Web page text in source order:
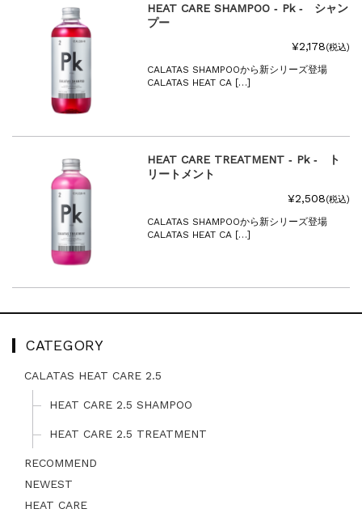
夏季休暇に伴う配送休業のお知らせ...
2026.4.23
ゴールデンウィーク期間中の発送につきまし...
2025.11.18
年末年始休暇のご案内...
2025.7.15
ゴールデンウィーク期間中の商品発送とカス...
HEAT CARE SHAMPOO ‐ Pk ‐ シャン
プー
¥2,178(税込)
CALATAS SHAMPOOから新シリーズ登場
CALATAS HEAT CA […]
HEAT CARE TREATMENT ‐ Pk ‐ ト
リートメント
¥2,508(税込)
CALATAS SHAMPOOから新シリーズ登場
CALATAS HEAT CA […]
CATEGORY
CALATAS HEAT CARE 2.5
HEAT CARE 2.5 SHAMPOO
HEAT CARE 2.5 TREATMENT
RECOMMEND
NEWEST
HEAT CARE